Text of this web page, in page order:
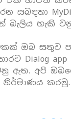
සබඳතා
බැලිය හැකි
එකක් ඔබ සතුව
Dialog
ඇත. අපි
නිර්මාණය කරමු.